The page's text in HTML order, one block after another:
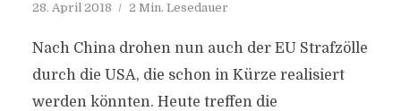
28. April 2018 2 Min. Lesedauer
Nach China drohen nun auch der EU Strafzölle
durch die USA, die schon in Kürze realisiert
werden könnten. Heute treffen die